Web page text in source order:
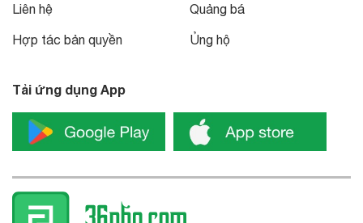
Liên hệ
Hợp tác bản quyền
Quảng bá
Ủng hộ
Tải ứng dụng App